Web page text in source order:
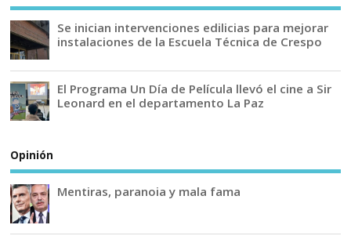
Se inician intervenciones edilicias para mejorar
instalaciones de la Escuela Técnica de Crespo
El Programa Un Día de Película llevó el cine a Sir
Leonard en el departamento La Paz
Opinión
Mentiras, paranoia y mala fama